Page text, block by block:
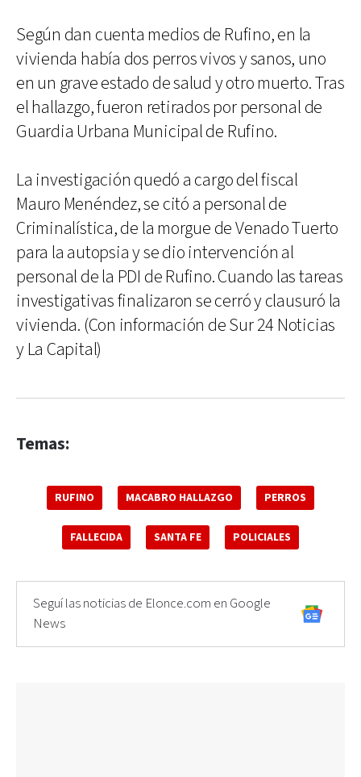
Según dan cuenta medios de Rufino, en la
vivienda había dos perros vivos y sanos, uno
en un grave estado de salud y otro muerto. Tras
el hallazgo, fueron retirados por personal de
Guardia Urbana Municipal de Rufino.
La investigación quedó a cargo del fiscal
Mauro Menéndez, se citó a personal de
Criminalística, de la morgue de Venado Tuerto
para la autopsia y se dio intervención al
personal de la PDI de Rufino. Cuando las tareas
investigativas finalizaron se cerró y clausuró la
vivienda. (Con información de Sur 24 Noticias
y La Capital)
Temas:
RUFINO MACABRO HALLAZGO PERROS
FALLECIDA SANTA FE POLICIALES
Seguí las noticias de Elonce.com en Google
News